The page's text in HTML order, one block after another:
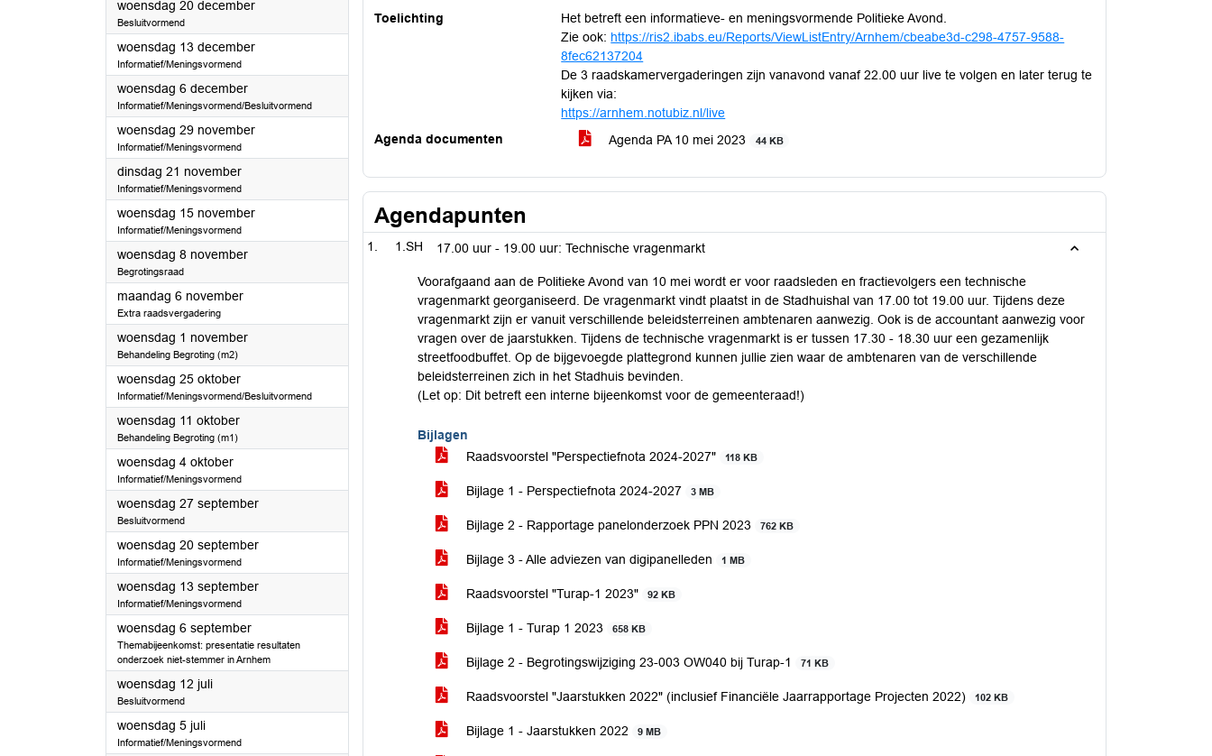
woensdag 20 december2023
Besluitvormend
woensdag 13 december2023
Informatief/Meningsvormend
woensdag 6 december2023
Informatief/Meningsvormend/Besluitvormend
woensdag 29 november2023
Informatief/Meningsvormend
dinsdag 21 november2023
Informatief/Meningsvormend
woensdag 15 november2023
Informatief/Meningsvormend
woensdag 8 november2023
Begrotingsraad
maandag 6 november2023
Extra raadsvergadering
woensdag 1 november2023
Behandeling Begroting (m2)
woensdag 25 oktober2023
Informatief/Meningsvormend/Besluitvormend
woensdag 11 oktober2023
Behandeling Begroting (m1)
woensdag 4 oktober2023
Informatief/Meningsvormend
woensdag 27 september2023
Besluitvormend
woensdag 20 september2023
Informatief/Meningsvormend
woensdag 13 september2023
Informatief/Meningsvormend
woensdag 6 september2023
Themabijeenkomst: presentatie resultaten
onderzoek niet-stemmer in Arnhem
woensdag 12 juli2023
Besluitvormend
woensdag 5 juli2023
Informatief/Meningsvormend
Toelichting
Het betreft een informatieve- en meningsvormende Politieke Avond.
Zie ook: https://ris2.ibabs.eu/Reports/ViewListEntry/Arnhem/cbeabe3d-c298-4757-9588-
8fec62137204
De 3 raadskamervergaderingen zijn vanavond vanaf 22.00 uur live te volgen en later terug te
kijken via:
https://arnhem.notubiz.nl/live
Agenda documenten
Agenda PA 10 mei 2023 44 KB
Agendapunten
1.SH 17.00 uur - 19.00 uur: Technische vragenmarkt
Voorafgaand aan de Politieke Avond van 10 mei wordt er voor raadsleden en fractievolgers een technische
vragenmarkt georganiseerd. De vragenmarkt vindt plaatst in de Stadhuishal van 17.00 tot 19.00 uur. Tijdens deze
vragenmarkt zijn er vanuit verschillende beleidsterreinen ambtenaren aanwezig. Ook is de accountant aanwezig voor
vragen over de jaarstukken. Tijdens de technische vragenmarkt is er tussen 17.30 - 18.30 uur een gezamenlijk
streetfoodbuffet. Op de bijgevoegde plattegrond kunnen jullie zien waar de ambtenaren van de verschillende
beleidsterreinen zich in het Stadhuis bevinden.
(Let op: Dit betreft een interne bijeenkomst voor de gemeenteraad!)
Bijlagen
Raadsvoorstel "Perspectiefnota 2024-2027"
118 KB
Bijlage 1 - Perspectiefnota 2024-2027 3 MB
Bijlage 2 - Rapportage panelonderzoek PPN 2023 762 KB
Bijlage 3 - Alle adviezen van digipanelleden 1 MB
Raadsvoorstel "Turap-1 2023" 92 KB
Bijlage 1 - Turap 1 2023 658 KB
Bijlage 2 - Begrotingswijziging 23-003 OW040 bij Turap-1 71 KB
Raadsvoorstel "Jaarstukken 2022" (inclusief Financiële Jaarrapportage Projecten 2022) 102 KB
Bijlage 1 - Jaarstukken 2022 9 MB